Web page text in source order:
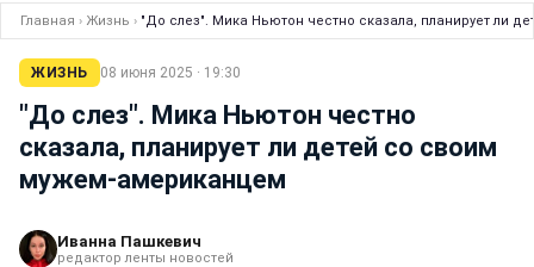
Главная › Жизнь › "До слез". Мика Ньютон честно сказала, планирует ли
ЖИЗНЬ 08 июня 2025 · 19:30
"До слез". Мика Ньютон честно
сказала, планирует ли детей со своим
мужем-американцем
Иванна Пашкевич
редактор ленты новостей